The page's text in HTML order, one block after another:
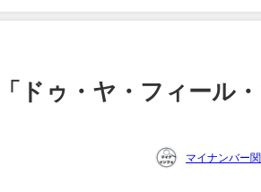
「ドゥ・ヤ・フィール・
マイナンバー